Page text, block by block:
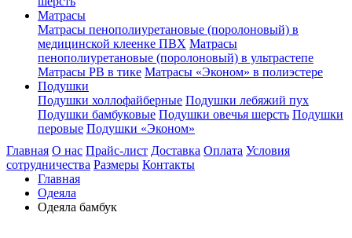
Матрасы
Матрасы пенополиуретановые (поролоновый) в
медицинской клеенке ПВХ Матрасы
пенополиуретановые (поролоновый) в ультрастепе
Матрасы РВ в тике Матрасы «Эконом» в полиэстере
Подушки
Подушки холлофайберные Подушки лебяжий пух
Подушки бамбуковые Подушки овечья шерсть Подушки
перовые Подушки «Эконом»
Главная О нас Прайс-лист Доставка Оплата Условия
сотрудничества Размеры Контакты
Главная
Одеяла
Одеяла бамбук